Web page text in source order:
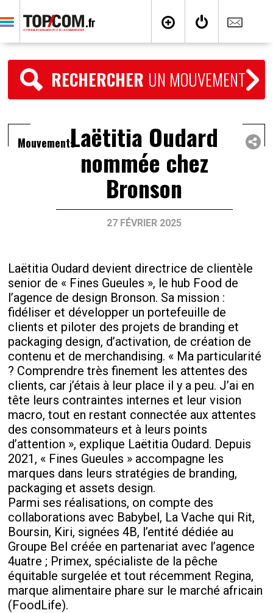
RECHERCHER UN MOUVEMENT
MouvementsLaëtitia Oudard
nommée chez
Bronson
27 FÉVRIER 2025
Laëtitia Oudard devient directrice de clientèle
senior de « Fines Gueules », le hub Food de
l’agence de design Bronson. Sa mission :
fidéliser et développer un portefeuille de
clients et piloter des projets de branding et
packaging design, d’activation, de création de
contenu et de merchandising. « Ma particularité
? Comprendre très finement les attentes des
clients, car j’étais à leur place il y a peu. J’ai en
tête leurs contraintes internes et leur vision
macro, tout en restant connectée aux attentes
des consommateurs et à leurs points
d’attention », explique Laëtitia Oudard. Depuis
2021, « Fines Gueules » accompagne les
marques dans leurs stratégies de branding,
packaging et assets design.
Parmi ses réalisations, on compte des
collaborations avec Babybel, La Vache qui Rit,
Boursin, Kiri, signées 4B, l’entité dédiée au
Groupe Bel créée en partenariat avec l’agence
4uatre ; Primex, spécialiste de la pêche
équitable surgelée et tout récemment Regina,
marque alimentaire phare sur le marché africain
(FoodLife).